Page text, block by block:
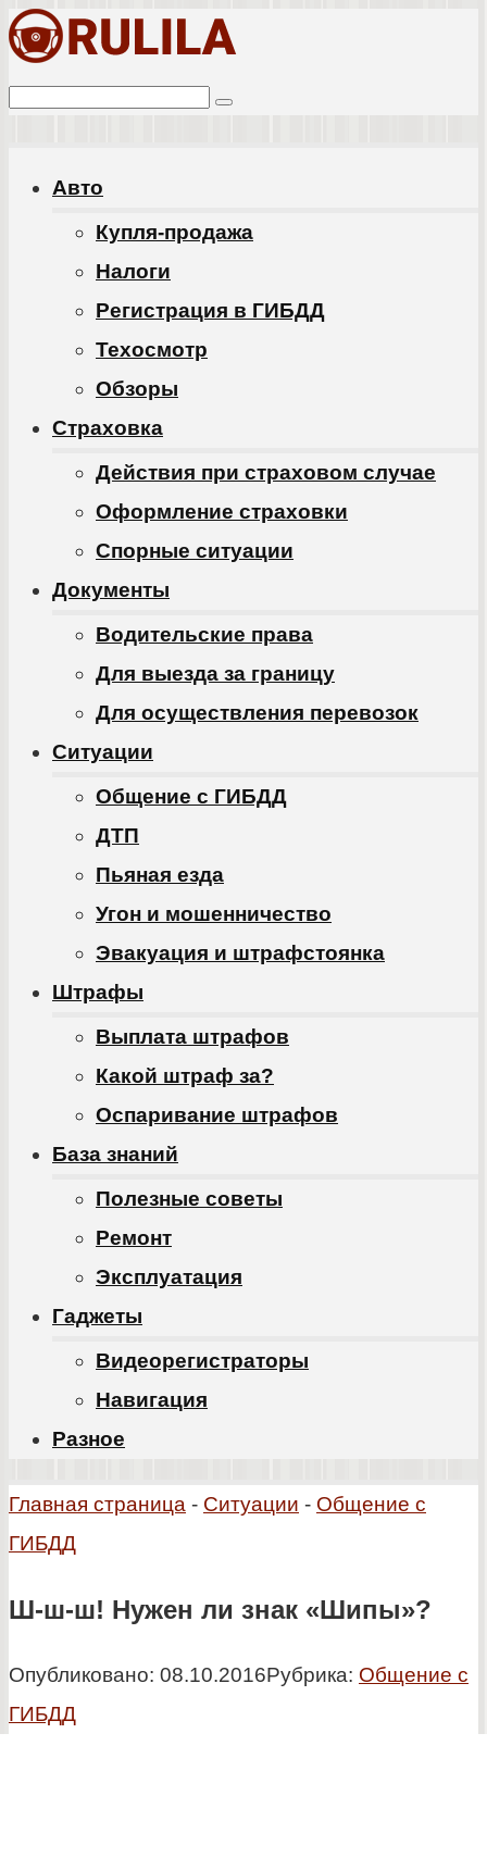
Перейти
контенту
Поиск:
Авто
Купля-продажа
Налоги
Регистрация в ГИБДД
Техосмотр
Обзоры
Cтраховка
Действия при страховом случае
Оформление страховки
Спорные ситуации
Документы
Водительские права
Для выезда за границу
Для осуществления перевозок
Ситуации
Общение с ГИБДД
ДТП
Пьяная езда
Угон и мошенничество
Эвакуация и штрафстоянка
Штрафы
Выплата штрафов
Какой штраф за?
Оспаривание штрафов
База знаний
Полезные советы
Ремонт
Эксплуатация
Гаджеты
Видеорегистраторы
Навигация
Разное
Главная страница - Ситуации - Общение с
ГИБДД
Ш-ш-ш! Нужен ли знак «Шипы»?
Опубликовано: 08.10.2016Рубрика: Общение с
ГИБДД